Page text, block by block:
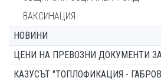
ВАКСИНАЦИЯ
НОВИНИ
ЦЕНИ НА ПРЕВОЗНИ ДОКУМЕНТИ
КАЗУСЪТ "ТОПЛОФИКАЦИЯ -